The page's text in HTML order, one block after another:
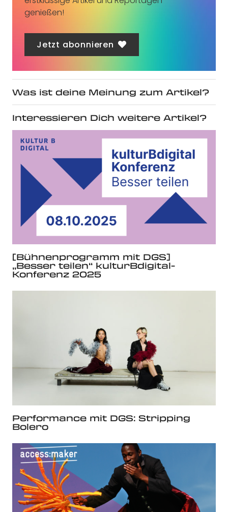
genießen!
Jetzt abonnieren
Was ist deine Meinung zum Artikel?
Interessieren Dich weitere Artikel?
[Bühnenprogramm mit DGS]
„Besser teilen“ kulturBdigital-
Konferenz 2025
Performance mit DGS: Stripping
Bolero